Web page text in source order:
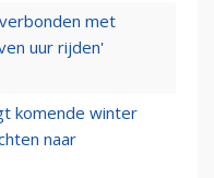
met
uur rijden'
komende winter
naar